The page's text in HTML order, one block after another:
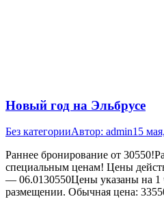
Новый год на Эльбрусе
Без категорииАвтор: admin15
Раннее бронирование от
специальным ценам! Цены
— 06.0130550Цены указаны на 1
размещении. Обычная цена: